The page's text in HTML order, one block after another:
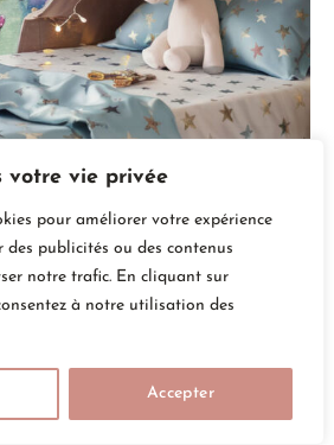
votre vie privée
pour améliorer votre expérience
publicités ou des contenus
notre trafic. En cliquant sur
à notre utilisation des
Accepter
étincelantes et château enchanté :
pour une chambre fille.
rose et des stickers
Dans Un Ciel Pastel